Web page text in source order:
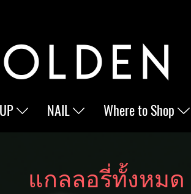
NAIL Where to Shop
แกลลอรี่ทั้งหมด